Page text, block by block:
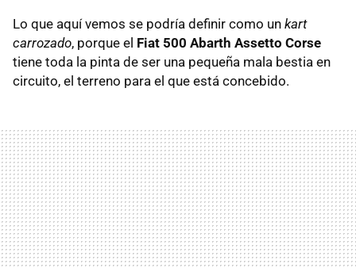
Lo que aquí vemos se podría definir como un kart
carrozado, porque el Fiat 500 Abarth Assetto Corse
tiene toda la pinta de ser una pequeña mala bestia en
circuito, el terreno para el que está concebido.